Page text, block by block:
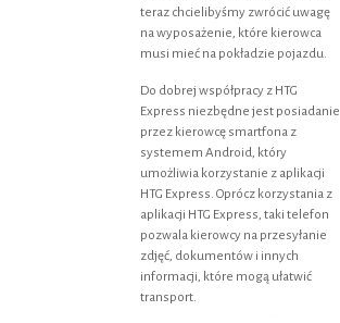
teraz chcielibyśmy zwrócić uwagę
na wyposażenie, które kierowca
musi mieć na pokładzie pojazdu.
Do dobrej współpracy z HTG
Express niezbędne jest posiadanie
przez kierowcę smartfona z
systemem Android, który
umożliwia korzystanie z aplikacji
HTG Express. Oprócz korzystania z
aplikacji HTG Express, taki telefon
pozwala kierowcy na przesyłanie
zdjęć, dokumentów i innych
informacji, które mogą ułatwić
transport.